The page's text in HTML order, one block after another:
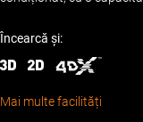
Încearcă și:
Mai multe facilități